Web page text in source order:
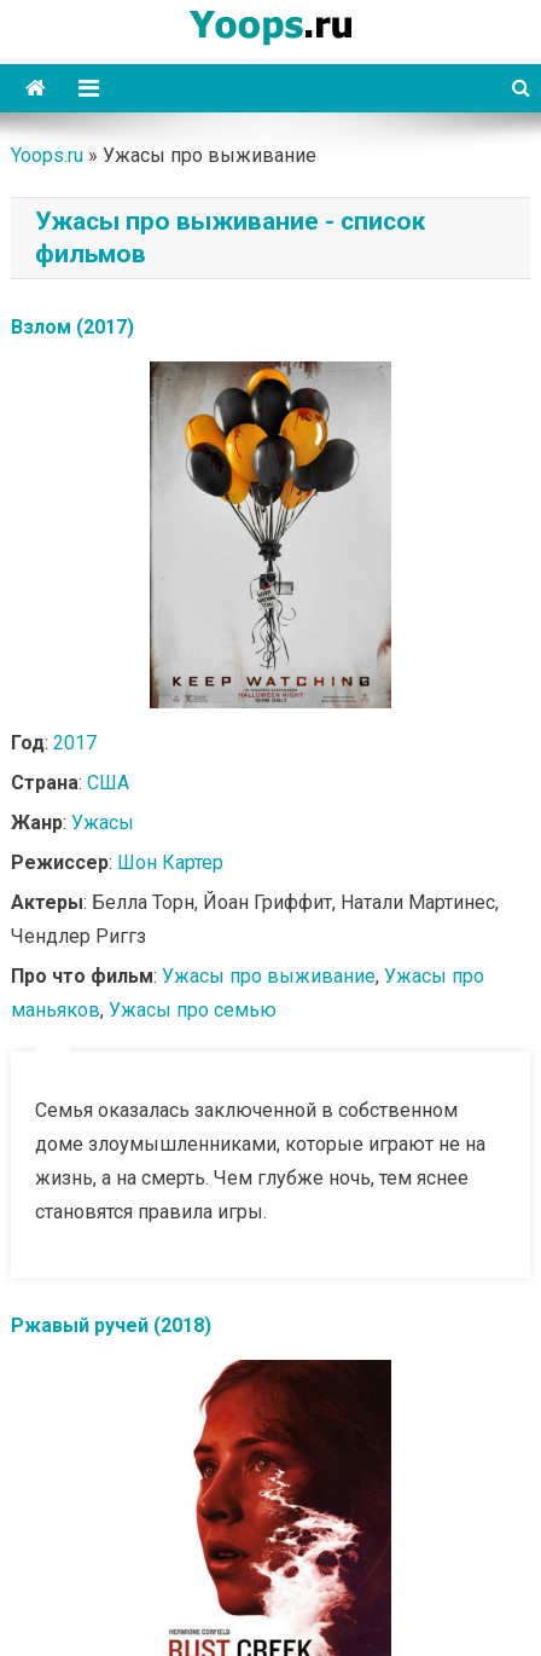
content
Yoops
Yoops.ru» Ужасы про выживание
Ужасы про выживание - список
фильмов
Взлом (2017)
Год: 2017
Страна: США
Жанр: Ужасы
Режиссер: Шон Картер
Актеры: Белла Торн, Йоан Гриффит, Натали Мартинес,
Чендлер Риггз
Про что фильм: Ужасы про выживание, Ужасы про
маньяков, Ужасы про семью
Семья оказалась заключенной в собственном
доме злоумышленниками, которые играют не на
жизнь, а на смерть. Чем глубже ночь, тем яснее
становятся правила игры.
Ржавый ручей (2018)